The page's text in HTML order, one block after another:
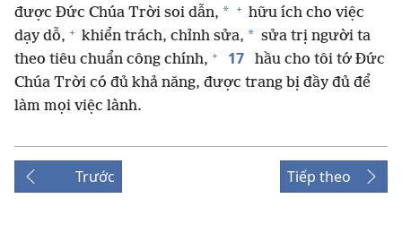
được Đức Chúa Trời soi dẫn, * + hữu ích cho việc
dạy dỗ, + khiển trách, chỉnh sửa, * sửa trị người ta
theo tiêu chuẩn công chính, + 17
hầu cho tôi tớ Đức
Chúa Trời có đủ khả năng, được trang bị đầy đủ để
làm mọi việc lành.
Trước Tiếp theo